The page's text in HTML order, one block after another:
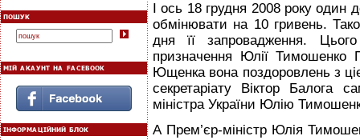
І ось 18 грудня 2008 року
обмінювати на 10 гривень.
дня її запровадження.
призначення Юлії Тимошенко
Ющенка вона поздоровлень з
секретаріату Віктор Балога
міністра України Юлію
А Прем’єр-міністр Юлія